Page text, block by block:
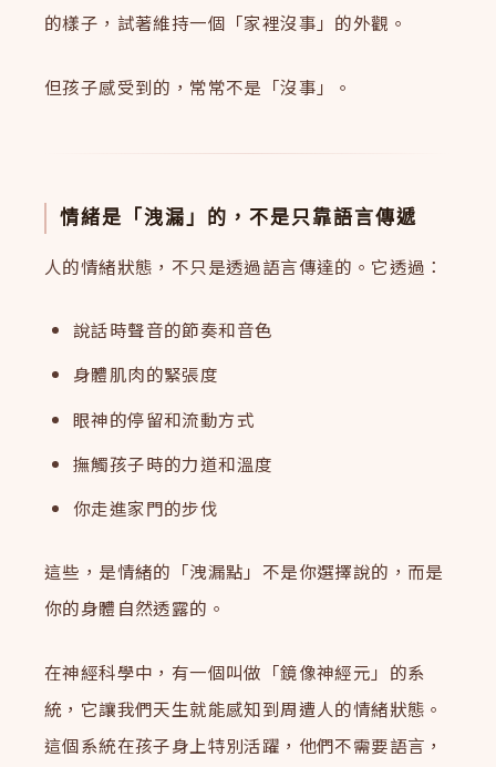
的樣子，試著維持一個「家裡沒事」的外觀。
但孩子感受到的，常常不是「沒事」。
情緒是「洩漏」的，不是只靠語言傳遞
人的情緒狀態，不只是透過語言傳達的。它透過：
說話時聲音的節奏和音色
身體肌肉的緊張度
眼神的停留和流動方式
撫觸孩子時的力道和溫度
你走進家門的步伐
這些，是情緒的「洩漏點」不是你選擇說的，而是
你的身體自然透露的。
在神經科學中，有一個叫做「鏡像神經元」的系
統，它讓我們天生就能感知到周遭人的情緒狀態。
這個系統在孩子身上特別活躍，他們不需要語言，